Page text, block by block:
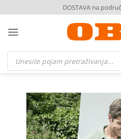
to
content
DOSTAVA na
Products
search